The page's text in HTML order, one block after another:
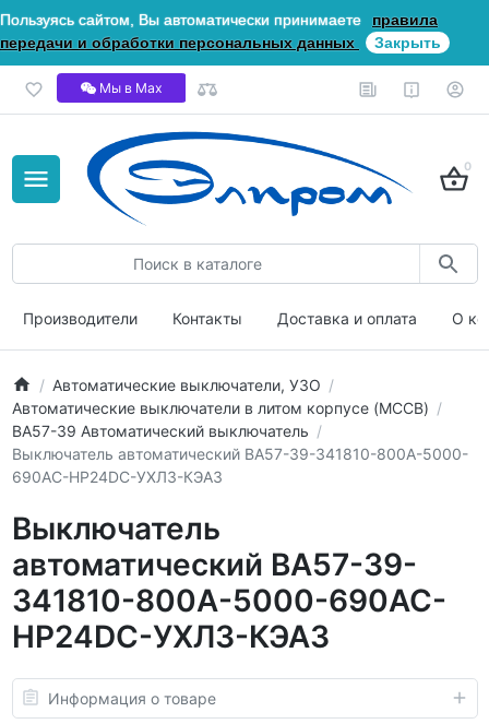
Пользуясь сайтом, Вы автоматически принимаете
правила
передачи и обработки персональных данных
Закрыть
Мы в Мах
0
Производители Контакты Доставка и оплата О
Автоматические выключатели, УЗО
Автоматические выключатели в литом корпусе (MCCB)
ВА57-39 Автоматический выключатель
Выключатель автоматический ВА57-39-341810-800А-5000-
690AC-НР24DC-УХЛ3-КЭАЗ
Выключатель
автоматический ВА57-39-
341810-800А-5000-690AC-
НР24DC-УХЛ3-КЭАЗ
Информация о товаре